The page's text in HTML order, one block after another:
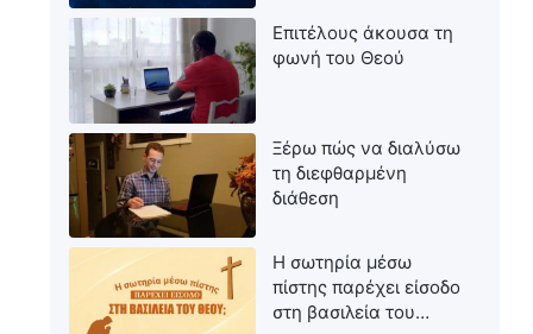
Επιτέλους άκουσα τη
φωνή του Θεού
Ξέρω πώς να διαλύσω
τη διεφθαρμένη
διάθεση
Η σωτηρία μέσω
πίστης παρέχει είσοδο
στη βασιλεία του